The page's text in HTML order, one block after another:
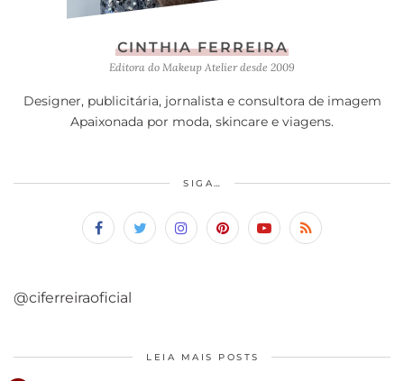
CINTHIA FERREIRA
Editora do Makeup Atelier desde 2009
Designer, publicitária, jornalista e consultora de imagem
Apaixonada por moda, skincare e viagens.
SIGA…
@ciferreiraoficial
LEIA MAIS POSTS